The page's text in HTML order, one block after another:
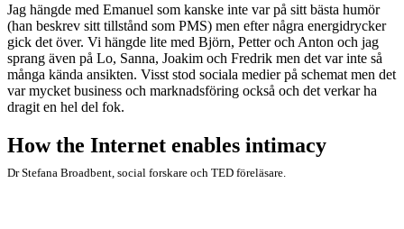
Jag hängde med Emanuel som kanske inte var på sitt bästa humör
(han beskrev sitt tillstånd som PMS) men efter några energidrycker
gick det över. Vi hängde lite med Björn, Petter och Anton och jag
sprang även på Lo, Sanna, Joakim och Fredrik men det var inte så
många kända ansikten. Visst stod sociala medier på schemat men det
var mycket business och marknadsföring också och det verkar ha
dragit en hel del fok.
How the Internet enables intimacy
Dr Stefana Broadbent, social forskare och TED föreläsare.